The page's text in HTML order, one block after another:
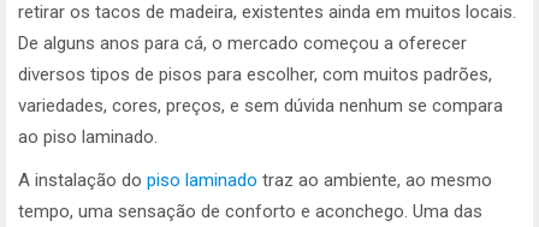
retirar os tacos de madeira, existentes ainda em muitos locais.
De alguns anos para cá, o mercado começou a oferecer
diversos tipos de pisos para escolher, com muitos padrões,
variedades, cores, preços, e sem dúvida nenhum se compara
ao piso laminado.
A instalação do piso laminado traz ao ambiente, ao mesmo
tempo, uma sensação de conforto e aconchego. Uma das